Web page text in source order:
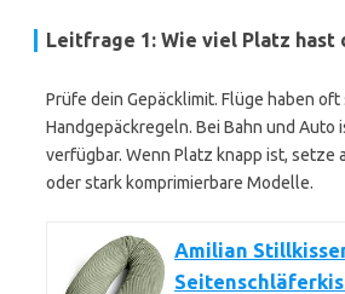
Leitfrage 1: Wie viel Platz hast
Prüfe dein Gepäcklimit. Flüge haben
Handgepäckregeln. Bei Bahn und Auto
verfügbar. Wenn Platz knapp ist, setze
oder stark komprimierbare Modelle.
Amilian